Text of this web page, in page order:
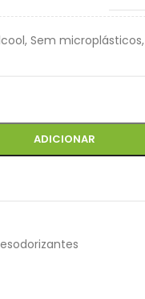
, Sem microplásticos,
ADICIONAR